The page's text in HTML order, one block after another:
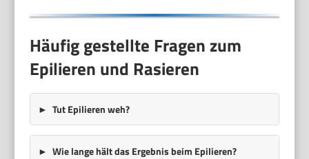
Häufig gestellte Fragen zum
Epilieren und Rasieren
Tut Epilieren weh?
Wie lange hält das Ergebnis beim Epilieren?